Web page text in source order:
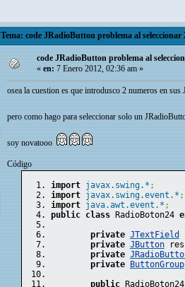
Tema: code JRadioButton problema al
code JRadioButton problema al
«en:7 Enero 2012, 02:36 am »
osea la cuestion es que introdusco 2 numeros en
pero como hago para seleccionar solo un
soy novatooo
Código
import javax.swing.* ;
import javax.swing.event.* ;
import java.awt.event.* ;
public class RadioBoton24
private JTextField
private JButton
private
private
ButtonGroup
public RadioBoton24